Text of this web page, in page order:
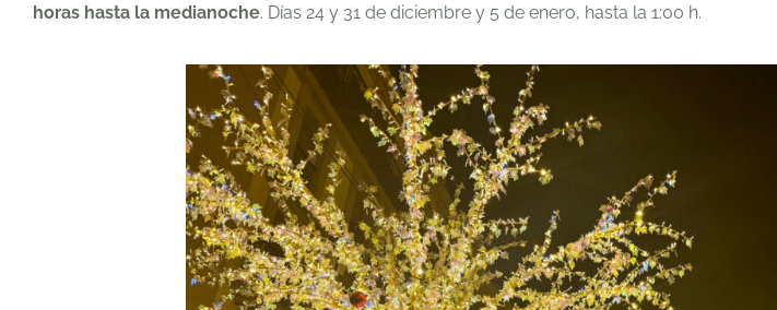
horas hasta la medianoche. Días 24 y 31 de diciembre y 5 de enero, hasta la 1:00 h.